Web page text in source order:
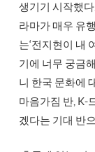
생기기 시작했다
라마가 매우 유
는‘전지현이 내
기에 너무 궁금
니 한국 문화에
마음가짐 반, K-
겠다는 기대 반